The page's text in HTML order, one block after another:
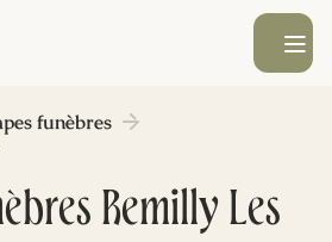
Ouvrir le
Remilly Les
funèbres